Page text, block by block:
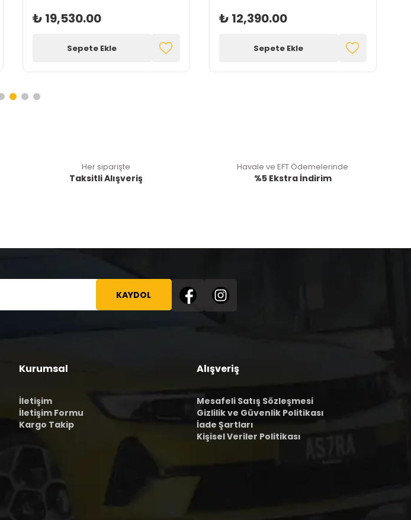
₺ 19,530.00
Sepete Ekle
₺ 12,390.00
Sepete Ekle
Her siparişte
Taksitli Alışveriş
Havale ve EFT Ödemelerinde
%5 Ekstra İndirim
KAYDOL
Kurumsal
İletişim
İletişim Formu
Kargo Takip
Alışveriş
Mesafeli Satış Sözleşmesi
Gizlilik ve Güvenlik Politikası
İade Şartları
Kişisel Veriler Politikası